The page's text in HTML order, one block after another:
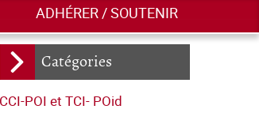
ADHÉRER / SOUTENIR
Catégories
CCI-POI et TCI- POid